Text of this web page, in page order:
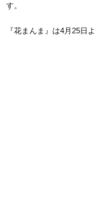
す。
『花まんま』は4月25日